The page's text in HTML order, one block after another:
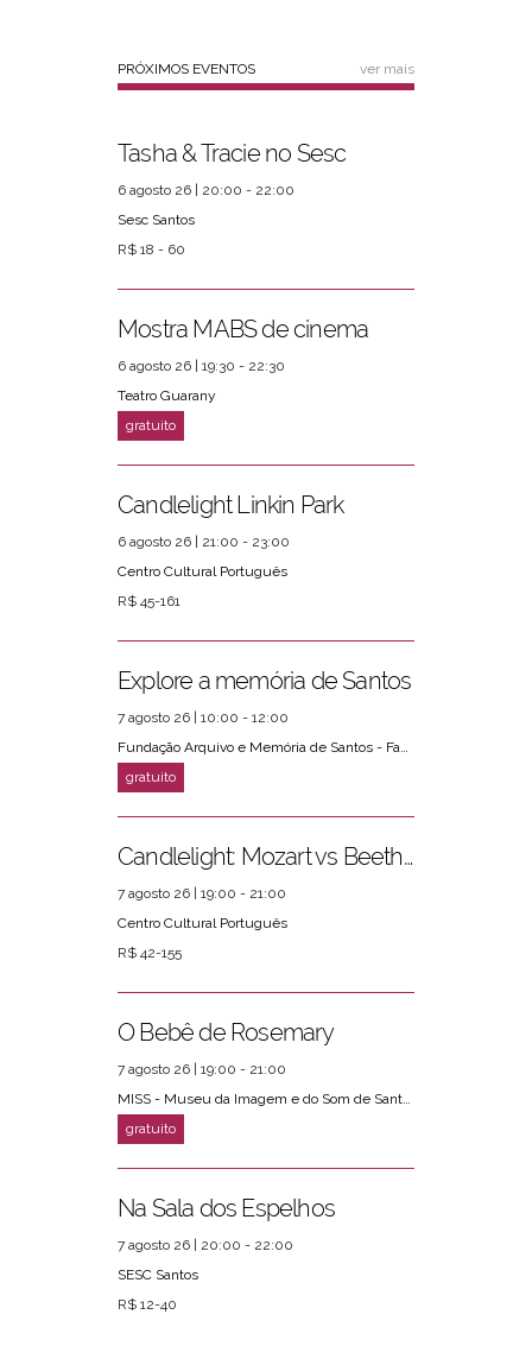
PRÓXIMOS EVENTOS ver mais
Tasha & Tracie no Sesc
6 agosto 26 | 20:00 - 22:00
Sesc Santos
R$ 18 - 60
Mostra MABS de cinema
6 agosto 26 | 19:30 - 22:30
Teatro Guarany
Candlelight Linkin Park
6 agosto 26 | 21:00 - 23:00
Centro Cultural Português
R$ 45-161
Explore a memória de Santos
7 agosto 26 | 10:00 - 12:00
Fundação Arquivo e Memória de Santos - Fams
Candlelight: Mozart vs Beethoven
7 agosto 26 | 19:00 - 21:00
Centro Cultural Português
R$ 42-155
O Bebê de Rosemary
7 agosto 26 | 19:00 - 21:00
MISS - Museu da Imagem e do Som de Santos
Na Sala dos Espelhos
7 agosto 26 | 20:00 - 22:00
SESC Santos
R$ 12-40